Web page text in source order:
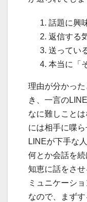
話題に興
返信する
送ってい
本当に「
理由が分かっ
き、一言の
なに難しこと
には相手に喋ら
LINEが下手な
何とか会話を
知恵に話をさ
ミュニケーシ
なので、まず